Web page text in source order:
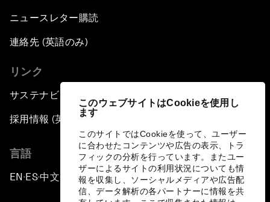
このウェブサイトはCookieを使用し
ます
このサイトではCookieを使って、ユーザー
に合わせたコンテンツや広告の表示、トラ
フィックの分析を行っています。またユー
ザーによるサイトの利用状況についても情
報を収集し、ソーシャルメディアや広告配
信、データ解析の各パートナーに情報を共
ニュースレター購読
連絡先 (英語のみ)
リンク
サステナビリティへの取り組み
採用情報 (英語のみ)
言語
EN ▪ES▪中文▪ 日本語